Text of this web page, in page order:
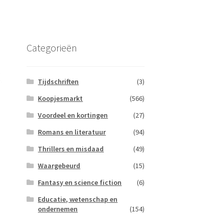
Categorieën
Tijdschriften
(3)
Koopjesmarkt
(566)
Voordeel en kortingen
(27)
Romans en literatuur
(94)
Thrillers en misdaad
(49)
Waargebeurd
(15)
Fantasy en science fiction
(6)
Educatie, wetenschap en
ondernemen
(154)